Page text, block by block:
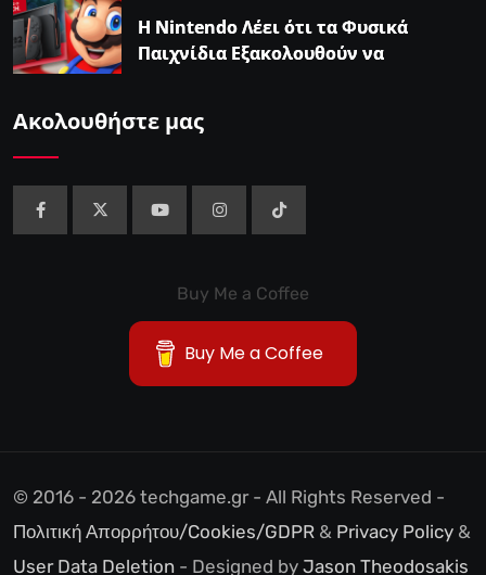
Η Nintendo Λέει ότι τα Φυσικά
Παιχνίδια Εξακολουθούν να
Ακολουθήστε μας
Buy Me a Coffee
Buy Me a Coffee
© 2016 - 2026 techgame.gr - All Rights Reserved -
Πολιτική Απορρήτου/Cookies/GDPR & Privacy Policy &
User Data Deletion - Designed by Jason Theodosakis